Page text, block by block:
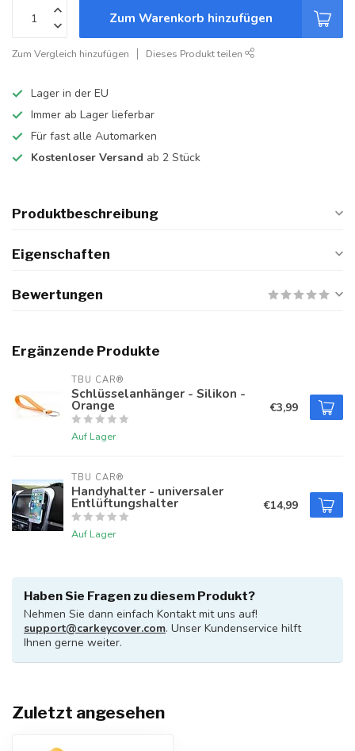
Zum Warenkorb hinzufügen
Zum Vergleich hinzufügen Dieses Produkt teilen
Lager in der EU
Immer ab Lager lieferbar
Für fast alle Automarken
Kostenloser Versand ab 2 Stück
Produktbeschreibung
Eigenschaften
Bewertungen
Ergänzende Produkte
TBU CAR®
Schlüsselanhänger - Silikon -
Orange
Auf Lager
€3,99
TBU CAR®
Handyhalter - universaler
Entlüftungshalter
Auf Lager
€14,99
Haben Sie Fragen zu diesem Produkt?
Nehmen Sie dann einfach Kontakt mit uns auf!
support@carkeycover.com. Unser Kundenservice hilft
Ihnen gerne weiter.
Zuletzt angesehen